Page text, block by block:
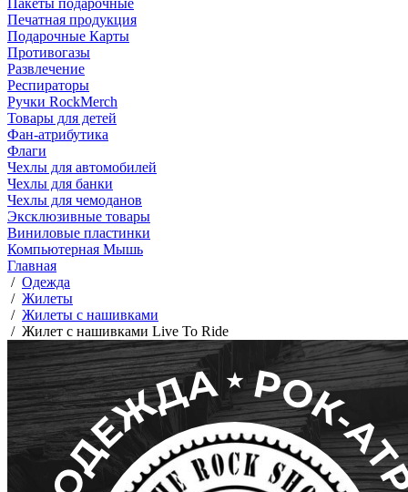
Пакеты подарочные
Печатная продукция
Подарочные Карты
Противогазы
Развлечение
Респираторы
Ручки RockMerch
Товары для детей
Фан-атрибутика
Флаги
Чехлы для автомобилей
Чехлы для банки
Чехлы для чемоданов
Эксклюзивные товары
Виниловые пластинки
Компьютерная Мышь
Главная
/ Одежда
/ Жилеты
/ Жилеты с нашивками
/ Жилет с нашивками Live To Ride